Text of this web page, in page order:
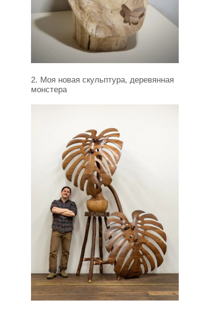
2. Моя новая скульптура, деревянная
монстера